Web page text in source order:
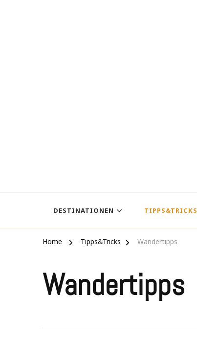
DESTINATIONEN TIPPS&TRICKS
Home Tipps&Tricks Wandertipps
Wandertipps